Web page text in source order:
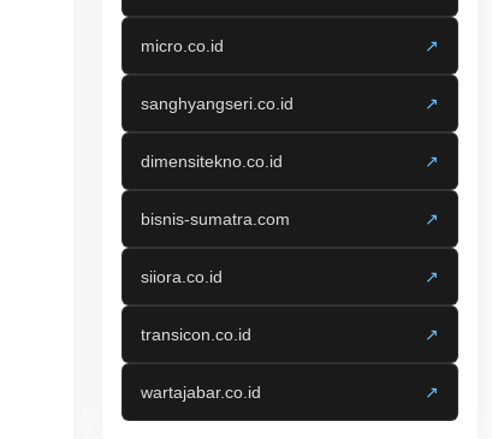
micro.co.id ↗
sanghyangseri.co.id ↗
dimensitekno.co.id ↗
bisnis-sumatra.com ↗
siiora.co.id ↗
transicon.co.id ↗
wartajabar.co.id ↗